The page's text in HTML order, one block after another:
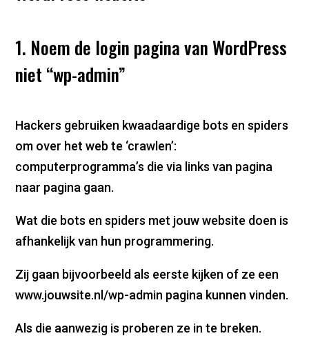
1. Noem de login pagina van WordPress
niet “wp-admin”
Hackers gebruiken kwaadaardige bots en spiders
om over het web te ‘crawlen’:
computerprogramma’s die via links van pagina
naar pagina gaan.
Wat die bots en spiders met jouw website doen is
afhankelijk van hun programmering.
Zij gaan bijvoorbeeld als eerste kijken of ze een
www.jouwsite.nl/wp-admin pagina kunnen vinden.
Als die aanwezig is proberen ze in te breken.